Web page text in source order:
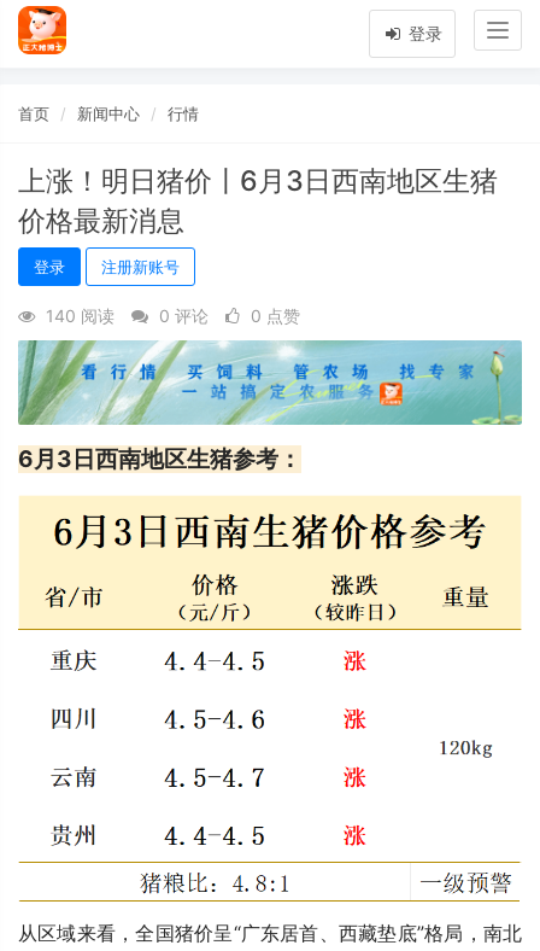
登录
首页 新闻中心 行情
上涨！明日猪价〡6月3日西南地区生猪
价格最新消息
登录 注册新账号
140 阅读 0 评论 0 点赞
6月3日西南地区生猪参考：
从区域来看，全国猪价呈“广东居首、西藏垫底”格局，南北